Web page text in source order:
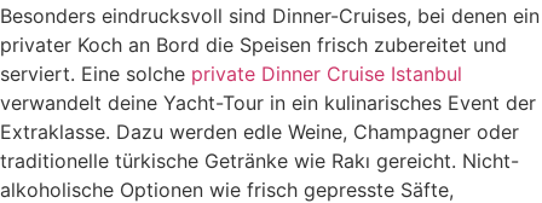
Besonders eindrucksvoll sind Dinner-Cruises, bei denen ein
privater Koch an Bord die Speisen frisch zubereitet und
serviert. Eine solche private Dinner Cruise Istanbul
verwandelt deine Yacht-Tour in ein kulinarisches Event der
Extraklasse. Dazu werden edle Weine, Champagner oder
traditionelle türkische Getränke wie Rakı gereicht. Nicht-
alkoholische Optionen wie frisch gepresste Säfte,